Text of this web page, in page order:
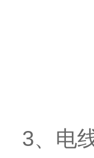
3、电